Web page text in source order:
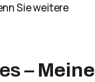
Sie weitere
– Meine